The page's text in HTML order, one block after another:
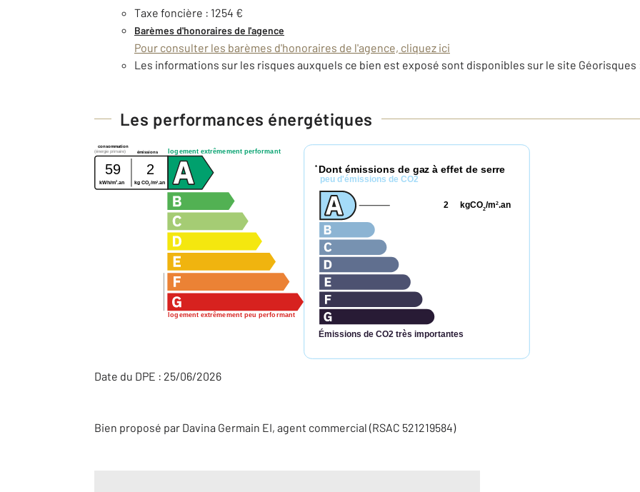
Taxe foncière : 1254 €
Barèmes d'honoraires de l'agence
Pour consulter les barèmes d'honoraires de l'agence, cliquez ici
Les informations sur les risques auxquels ce bien est exposé sont disponibles sur le site
Les performances énergétiques
logement extrêmement performant
logement extrêmement peu performant
consommation
émissions
(énergie primaire)
59 2
kWh/m2 .an kg CO2 /m2 .an
* Dont émissions de gaz à effet de serre
peu d'émissions de CO2
Émissions de CO2 très importantes
kgCO2/m2.an
2
Date du DPE : 25/06/2026
Bien proposé par Davina Germain EI, agent commercial (RSAC 521219584)